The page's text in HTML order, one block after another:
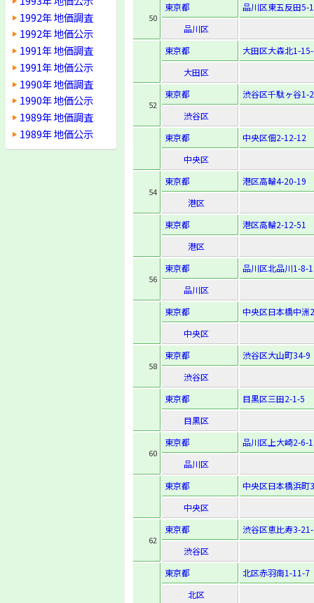
1992年 地価調査
1992年 地価公示
1991年 地価調査
1991年 地価公示
1990年 地価調査
1990年 地価公示
1989年 地価調査
1989年 地価公示
50
東京都
品川区東五反田5-
品川区
東京都
大田区大森北1-
大田区
52
東京都
渋谷区千駄ヶ谷1-
渋谷区
東京都
中央区佃2-12-12
中央区
54
東京都
港区高輪4-20-19
港区
東京都
港区高輪2-12-51
港区
56
東京都
品川区北品川1-8-
品川区
東京都
中央区日本橋中洲
中央区
58
東京都
渋谷区大山町34-9
渋谷区
東京都
目黒区三田2-1-5
目黒区
60
東京都
品川区上大崎2-6-
品川区
東京都
中央区日本橋浜町
中央区
62
東京都
渋谷区恵比寿3-
渋谷区
東京都
北区赤羽南1-11-7
北区